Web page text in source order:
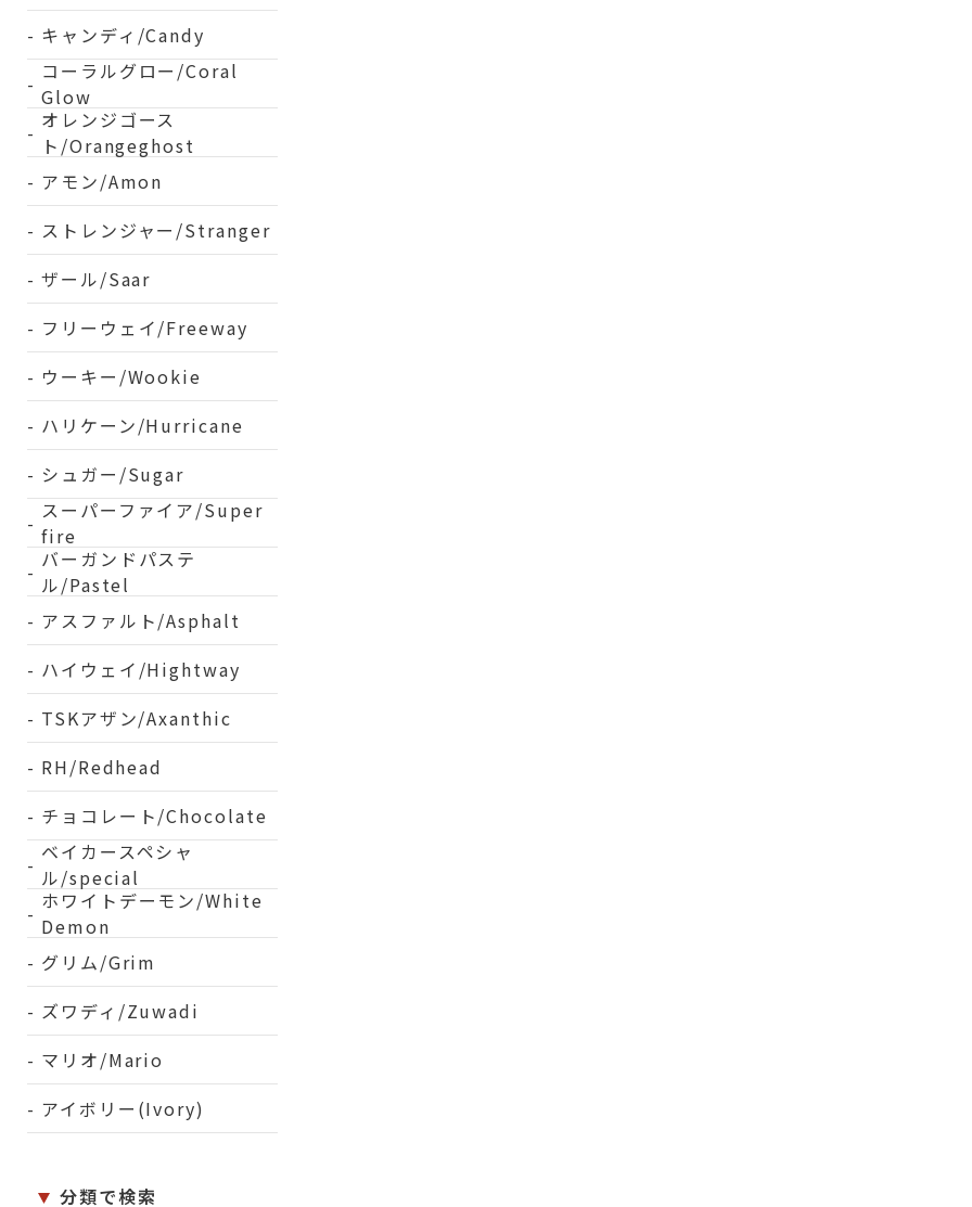
キャンディ/Candy
コーラルグロー/Coral
Glow
オレンジゴース
ト/Orangeghost
アモン/Amon
ストレンジャー/Stranger
ザール/Saar
フリーウェイ/Freeway
ウーキー/Wookie
ハリケーン/Hurricane
シュガー/Sugar
スーパーファイア/Super
fire
バーガンドパステ
ル/Pastel
アスファルト/Asphalt
ハイウェイ/Hightway
TSKアザン/Axanthic
RH/Redhead
チョコレート/Chocolate
ベイカースペシャ
ル/special
ホワイトデーモン/White
Demon
グリム/Grim
ズワディ/Zuwadi
マリオ/Mario
アイボリー(Ivory)
分類で検索